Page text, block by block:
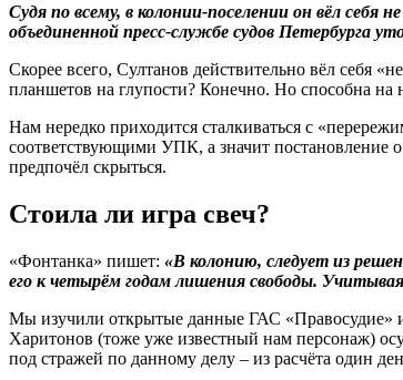
Судя по всему, в колонии-поселении он вёл
объединенной пресс-службе судов Петербурга
Скорее всего, Султанов действительно вёл
планшетов на глупости? Конечно. Но способна
Нам нередко приходится сталкиваться с
соответствующими УПК, а значит постановление
предпочёл скрыться.
Стоила ли игра свеч?
«Фонтанка» пишет: «В колонию, следует из
его к четырём годам лишения свободы.
Мы изучили открытые данные ГАС «Правосудие»
Харитонов (тоже уже известный нам персонаж)
под стражей по данному делу – из расчёта один